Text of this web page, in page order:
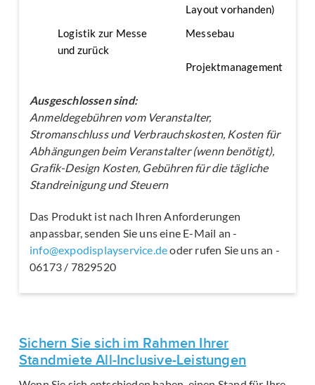
Layout vorhanden)
Logistik zur Messe
und zurück
Messebau
Projektmanagement
Ausgeschlossen sind:
Anmeldegebühren vom Veranstalter,
Stromanschluss und Verbrauchskosten, Kosten für
Abhängungen beim Veranstalter (wenn benötigt),
Grafik-Design Kosten, Gebühren für die tägliche
Standreinigung und Steuern
Das Produkt ist nach Ihren Anforderungen
anpassbar, senden Sie uns eine E-Mail an -
info@expodisplayservice.deoder rufen Sie uns an -
06173 / 7829520
Sichern Sie sich im Rahmen Ihrer
Standmiete All-Inclusive-Leistungen